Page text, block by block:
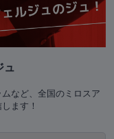
など、全国のミロスア
ます！